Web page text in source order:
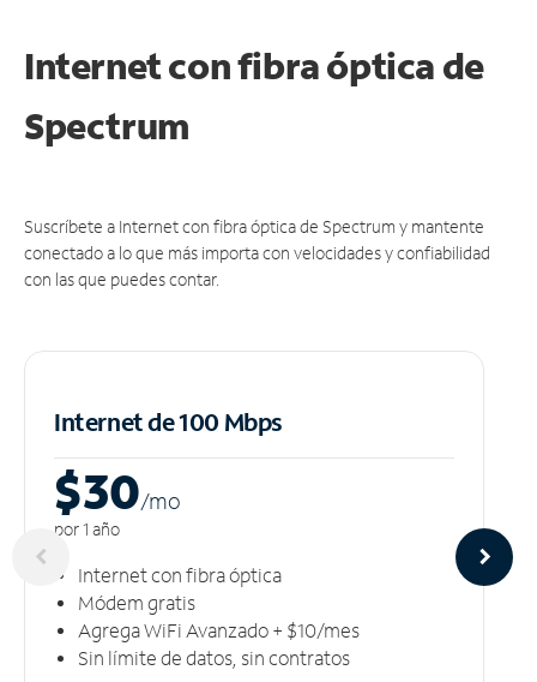
Internet con fibra óptica de
Spectrum
Suscríbete a Internet con fibra óptica de Spectrum y mantente
conectado a lo que más importa con velocidades y confiabilidad
con las que puedes contar.
Internet de 100 Mbps
$30/mo
por 1 año
Internet con fibra óptica
Módem gratis
Agrega WiFi Avanzado + $10/mes
Sin límite de datos, sin contratos